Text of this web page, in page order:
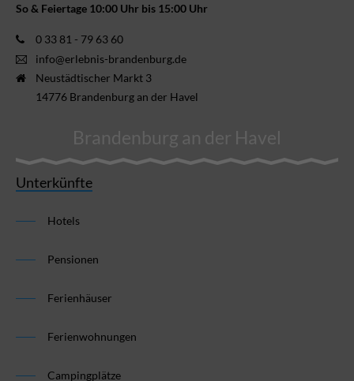
So & Feiertage 10:00 Uhr bis 15:00 Uhr
0 33 81 - 79 63 60
info@erlebnis-brandenburg.de
Neustädtischer Markt 3
14776 Brandenburg an der Havel
Brandenburg an der Havel
Unterkünfte
Hotels
Pensionen
Ferienhäuser
Ferienwohnungen
Campingplätze